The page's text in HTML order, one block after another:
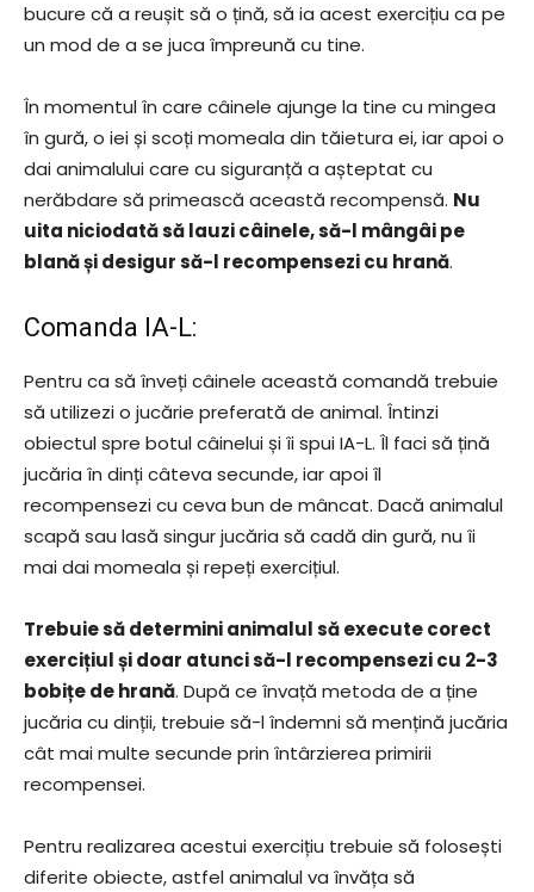
bucure că a reușit să o țină, să ia acest exercițiu ca pe
un mod de a se juca împreună cu tine.
În momentul în care câinele ajunge la tine cu mingea
în gură, o iei și scoți momeala din tăietura ei, iar apoi o
dai animalului care cu siguranță a așteptat cu
nerăbdare să primească această recompensă. Nu
uita niciodată să lauzi câinele, să-l mângâi pe
blană și desigur să-l recompensezi cu hrană.
Comanda IA-L:
Pentru ca să înveți câinele această comandă trebuie
să utilizezi o jucărie preferată de animal. Întinzi
obiectul spre botul câinelui și îi spui IA-L. Îl faci să țină
jucăria în dinți câteva secunde, iar apoi îl
recompensezi cu ceva bun de mâncat. Dacă animalul
scapă sau lasă singur jucăria să cadă din gură, nu îi
mai dai momeala și repeți exercițiul.
Trebuie să determini animalul să execute corect
exercițiul și doar atunci să-l recompensezi cu 2-3
bobițe de hrană. După ce învață metoda de a ține
jucăria cu dinții, trebuie să-l îndemni să mențină jucăria
cât mai multe secunde prin întârzierea primirii
recompensei.
Pentru realizarea acestui exercițiu trebuie să folosești
diferite obiecte, astfel animalul va învăța să